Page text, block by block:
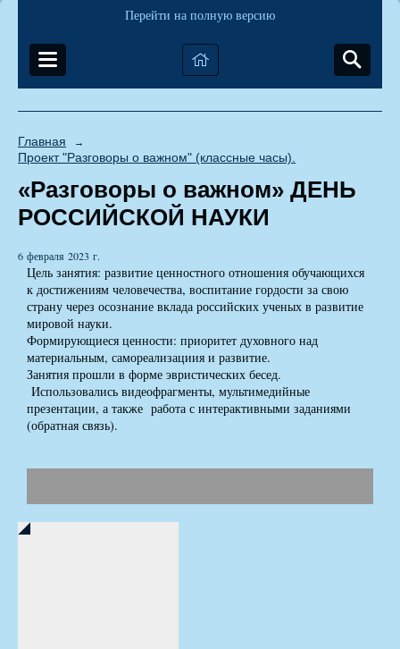
Перейти на полную версию
Главная →
Проект "Разговоры о важном" (классные часы).
«Разговоры о важном» ДЕНЬ
РОССИЙСКОЙ НАУКИ
6 февраля 2023 г.
Цель занятия: развитие ценностного отношения обучающихся
к достижениям человечества, воспитание гордости за свою
страну через осознание вклада российских ученых в развитие
мировой науки.
Формирующиеся ценности: приоритет духовного над
материальным, самореализациия и развитие.
Занятия прошли в форме эвристических бесед.
Использовались видеофрагменты, мультимедийные
презентации, а также работа с интерактивными заданиями
(обратная связь).